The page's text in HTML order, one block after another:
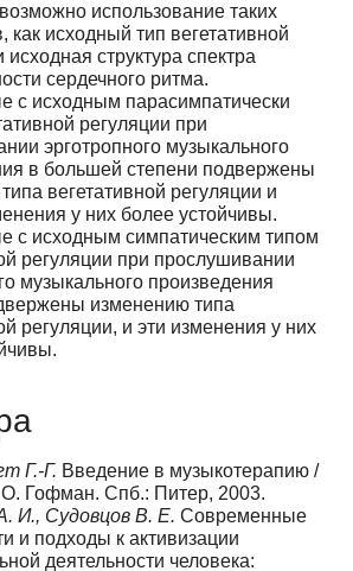
использование таких
как исходный тип вегетативной
исходная структура спектра
сердечного ритма.
с исходным парасимпатически
регуляции при
эрготропного музыкального
в большей степени подвержены
вегетативной регуляции и
у них более устойчивы.
с исходным симпатическим типом
регуляции при прослушивании
музыкального произведения
изменению типа
регуляции, и эти изменения у них
Г.-Г. Введение в музыкотерапию /
Гофман. Спб.: Питер, 2003.
И., Судовцов В. Е. Современные
и подходы к активизации
деятельности человека: